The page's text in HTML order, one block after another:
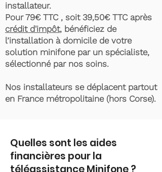
installateur.
Pour 79€ TTC , soit 39,50€ TTC après
crédit d'impôt, bénéficiez de
l’installation à domicile de votre
solution minifone par un spécialiste,
sélectionné par nos soins.
Nos installateurs se déplacent partout
en France métropolitaine (hors Corse).
Quelles sont les aides
financières pour la
téléassistance Minifone ?